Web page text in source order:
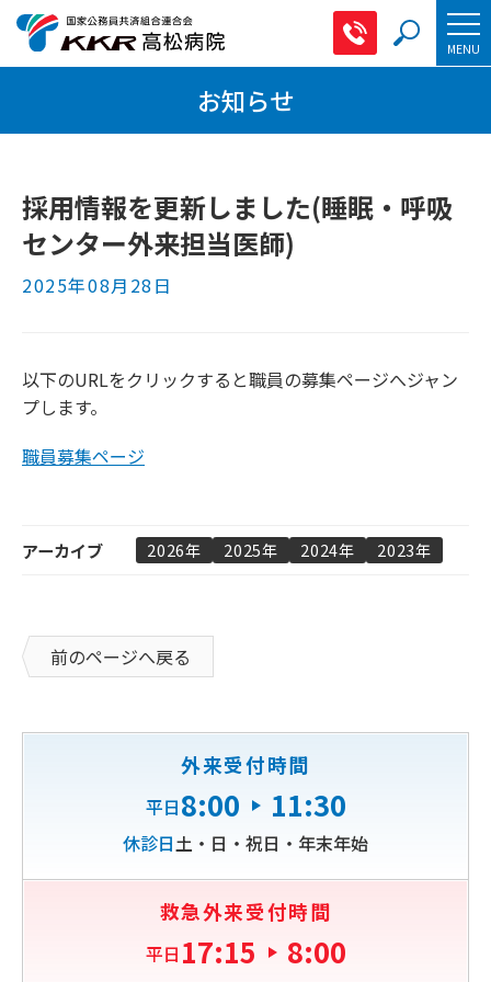
087-861-
MENU
お知らせ
採用情報を更新しました(睡眠・呼吸
センター外来担当医師)
2025年08月28日
以下のURLをクリックすると職員の募集ページへジャン
プします。
職員募集ページ
アーカイブ 2026年 2025年 2024年 2023年
前のページへ戻る
外来受付時間
平日8:00 11:30
休診日土・日・祝日・年末年始
救急外来受付時間
平日 17:15 8:00